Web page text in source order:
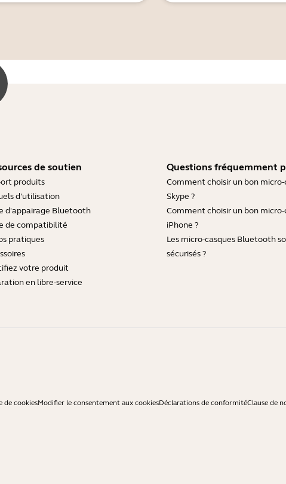
de soutien
produits
d'utilisation
d'appairage Bluetooth
de compatibilité
pratiques
votre produit
en libre-service
Questions fréquemment
Comment choisir un bon
Skype ?
Comment choisir un bon
iPhone ?
Les micro-casques Bluetooth
sécurisés ?
de cookiesModifier le consentement aux cookiesDéclarations de conformitéClause de